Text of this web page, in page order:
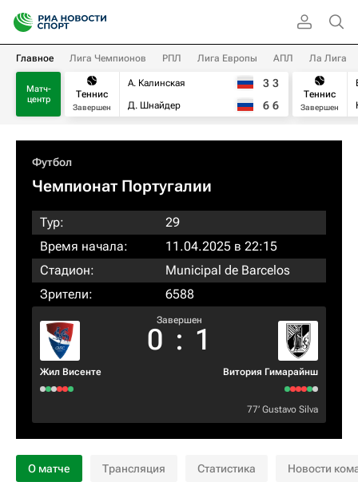
Главное Лига Чемпионов РПЛ Лига Европы АПЛ Ла Лига
Матч-
центр
Теннис
Завершен
А. Калинская
Д. Шнайдер
3 3
6 6
Теннис
Завершен
Футбол
Чемпионат Португалии
Тур:
29
Время начала:
11.04.2025 в 22:15
Стадион:
Municipal de Barcelos
Зрители:
6588
Жил Висенте
Завершен
0 : 1
Витория Гимарайнш
77‎’‎ Gustavo Silva
О матче Трансляция Статистика Новости